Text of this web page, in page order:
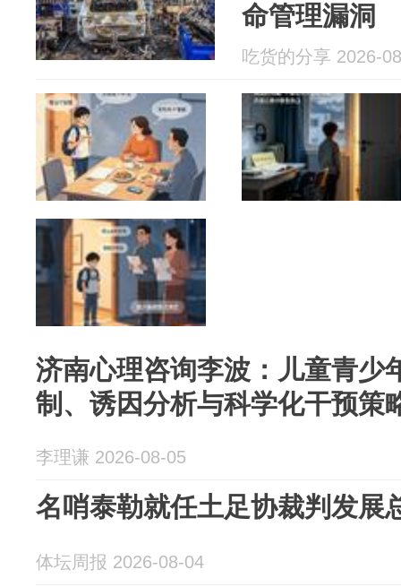
命管理漏洞
吃货的分享 2026-
济南心理咨询李波：儿童青少
制、诱因分析与科学化干预策
李理谦 2026-08-05
名哨泰勒就任土足协裁判发展
体坛周报 2026-08-04